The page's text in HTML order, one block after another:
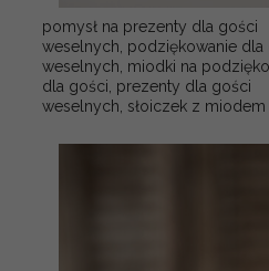
pomysł na prezenty dla gości
weselnych, podziękowanie dla
weselnych, miodki na
dla gości, prezenty dla gości
weselnych, słoiczek z miodem